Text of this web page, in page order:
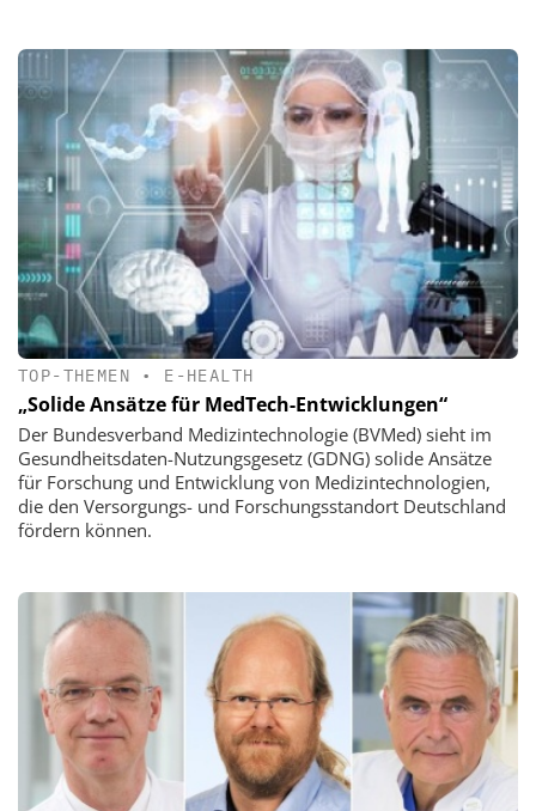
TOP-THEMEN • E-HEALTH
„Solide Ansätze für MedTech-Entwicklungen“
Der Bundesverband Medizintechnologie (BVMed) sieht im
Gesundheitsdaten-Nutzungsgesetz (GDNG) solide Ansätze
für Forschung und Entwicklung von Medizintechnologien,
die den Versorgungs- und Forschungsstandort Deutschland
fördern können.